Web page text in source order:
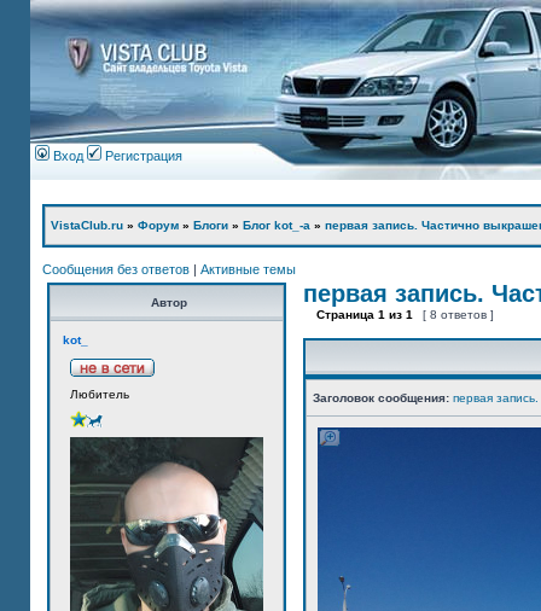
Вход Регистрация
VistaClub.ru » Форум » Блоги » Блог kot_-а » первая запись. Частично
Сообщения без ответов | Активные темы
Автор
kot_
Любитель
первая запись.
Страница 1 из 1 [ 8 ответов ]
Заголовок сообщения: первая